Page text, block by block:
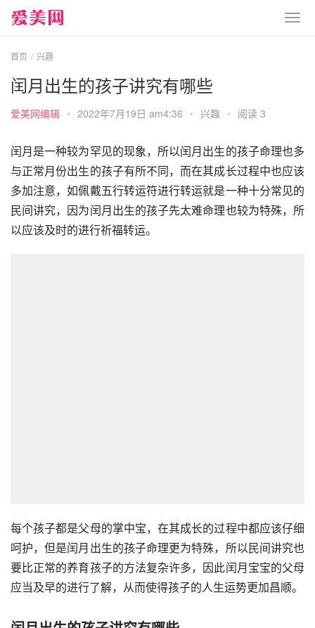
首页 兴趣
闰月出生的孩子讲究有哪些
爱美网编辑 • 2022年7月19日 am4:36 • 兴趣 • 阅读 3
闰月是一种较为罕见的现象，所以闰月出生的孩子命理也多
与正常月份出生的孩子有所不同，而在其成长过程中也应该
多加注意，如佩戴五行转运符进行转运就是一种十分常见的
民间讲究，因为闰月出生的孩子先太难命理也较为特殊，所
以应该及时的进行祈福转运。
每个孩子都是父母的掌中宝，在其成长的过程中都应该仔细
呵护，但是闰月出生的孩子命理更为特殊，所以民间讲究也
要比正常的养育孩子的方法复杂许多，因此闰月宝宝的父母
应当及早的进行了解，从而使得孩子的人生运势更加昌顺。